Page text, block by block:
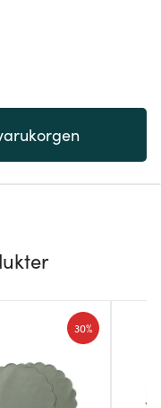
30%